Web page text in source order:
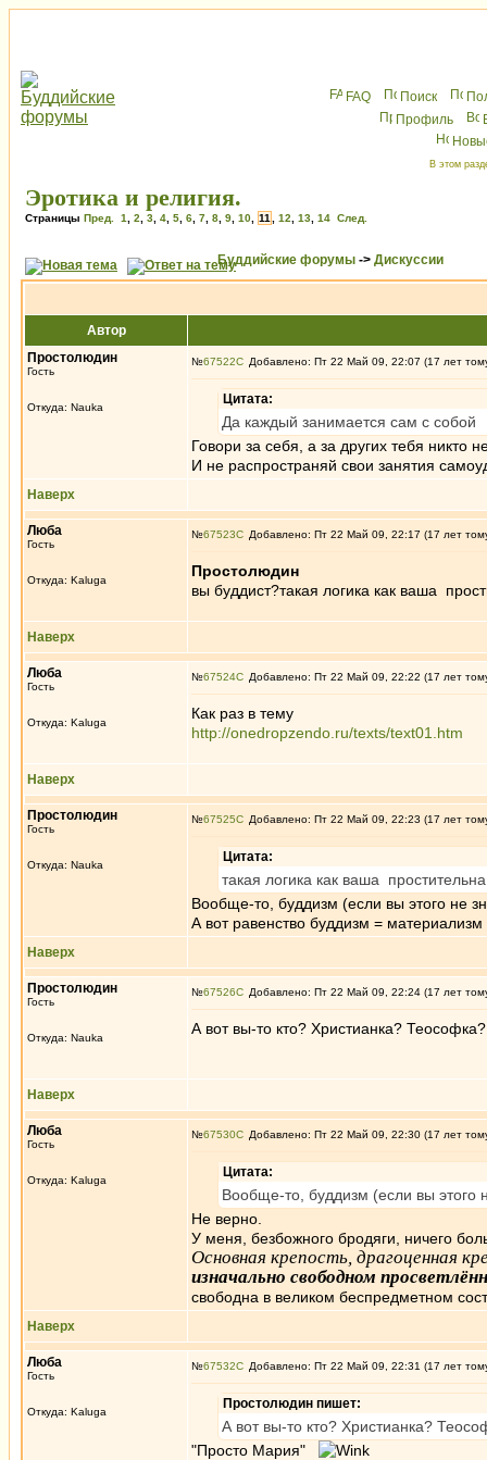
FAQ Поиск
Профиль
В этом
Эротика и религия.
Страницы Пред. 1 2 3 4 5 6 7 8 9 10 11 12 13 14 След.
Буддийские форумы -> Дискуссии
Автор
Простолюдин
Гость
Откуда: Nauka
№67522 Добавлено: Пт 22 Май 09, 22:07 (17 лет
Цитата:
Да каждый занимается сам с собой
Говори за себя, а за других тебя никто
И не распространяй свои занятия
Наверх
Люба
Гость
Откуда: Kaluga
№67523 Добавлено: Пт 22 Май 09, 22:17 (17 лет
Простолюдин
вы буддист?такая логика как ваша
Наверх
Люба
Гость
Откуда: Kaluga
№67524 Добавлено: Пт 22 Май 09, 22:22 (17 лет
Как раз в тему
http://onedropzendo.ru/texts/text01.htm
Наверх
Простолюдин
Гость
Откуда: Nauka
№67525 Добавлено: Пт 22 Май 09, 22:23 (17 лет
Цитата:
такая логика как ваша
Вообще-то, буддизм (если вы этого не
А вот равенство буддизм =
Наверх
Простолюдин
Гость
Откуда: Nauka
№67526 Добавлено: Пт 22 Май 09, 22:24 (17 лет
А вот вы-то кто? Христианка?
Наверх
Люба
Гость
Откуда: Kaluga
№67530 Добавлено: Пт 22 Май 09, 22:30 (17 лет
Цитата:
Вообще-то, буддизм (если вы этого
Не верно.
У меня, безбожного бродяги, ничего
Основная крепость, драгоценная
изначально свободном
свободна в великом беспредметном
Наверх
Люба
Гость
Откуда: Kaluga
№67532 Добавлено: Пт 22 Май 09, 22:31 (17 лет
Простолюдин пишет:
А вот вы-то кто? Христианка?
"Просто Мария"